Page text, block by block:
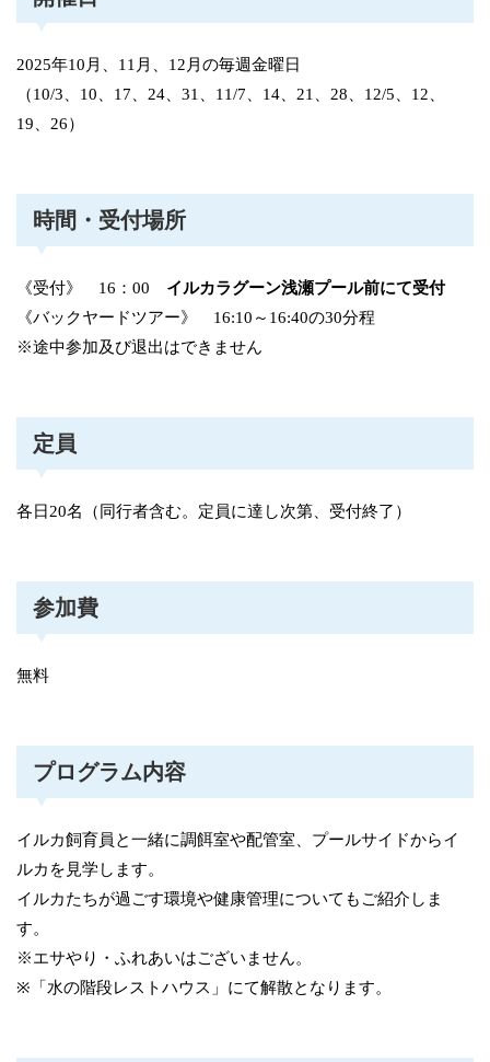
2025年10月、11月、12月の毎週金曜日
（10/3、10、17、24、31、11/7、14、21、28、12/5、12、
19、26）
時間・受付場所
《受付》 16：00 イルカラグーン浅瀬プール前にて受付
《バックヤードツアー》 16:10～16:40の30分程
※途中参加及び退出はできません
定員
各日20名（同行者含む。定員に達し次第、受付終了）
参加費
無料
プログラム内容
イルカ飼育員と一緒に調餌室や配管室、プールサイドからイ
ルカを見学します。
イルカたちが過ごす環境や健康管理についてもご紹介しま
す。
※エサやり・ふれあいはございません。
※「水の階段レストハウス」にて解散となります。